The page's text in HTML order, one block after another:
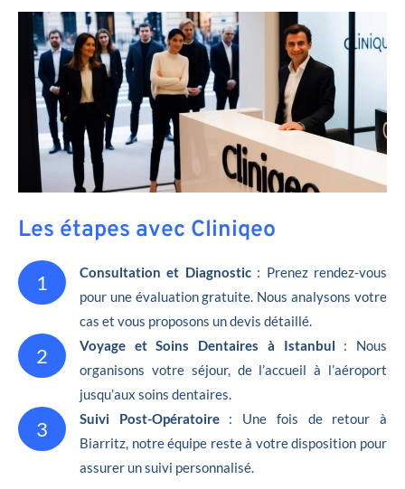
Les étapes avec Cliniqeo
1 Consultation et Diagnostic: Prenez rendez-vous
pour une évaluation gratuite. Nous analysons votre
cas et vous proposons un devis détaillé.
2 Voyage et Soins Dentaires à Istanbul : Nous
organisons votre séjour, de l’accueil à l’aéroport
jusqu’aux soins dentaires.
3 Suivi Post-Opératoire : Une fois de retour à
Biarritz, notre équipe reste à votre disposition pour
assurer un suivi personnalisé.